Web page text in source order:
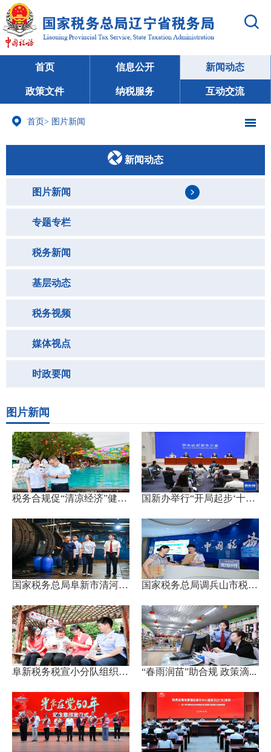
首页 信息公开 新闻动态
政策文件 纳税服务 互动交流
首页> 图片新闻
新闻动态
图片新闻
专题专栏
税务新闻
基层动态
税务视频
媒体视点
时政要闻
图片新闻
税务合规促“清凉经济”健康... 国新办举行“开局起步‘十五...
国家税务总局阜新市清河门区... 国家税务总局调兵山市税务局...
阜新税务税宣小分队组织大学... “春雨润苗”助合规 政策滴...